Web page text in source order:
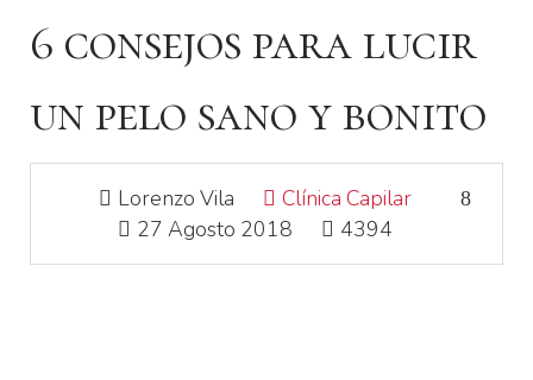
6 consejos para lucir
un pelo sano y bonito
Lorenzo Vila
Clínica Capilar
27 Agosto 2018
4394